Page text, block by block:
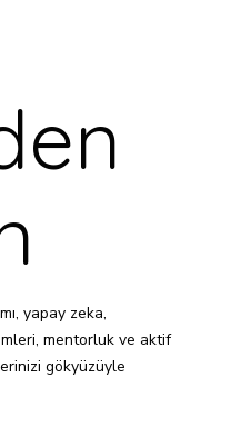
yapay zeka,
mentorluk ve aktif
gökyüzüyle